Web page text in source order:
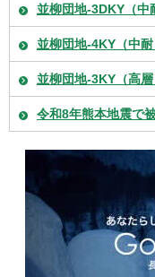
並柳団地-3DKY（中
並柳団地-4KY（中耐
並柳団地-3KY（高層
令和8年熊本地震で